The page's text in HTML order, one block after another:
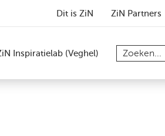
Dit is ZiN ZiN Partners
Inspiratielab (Veghel)